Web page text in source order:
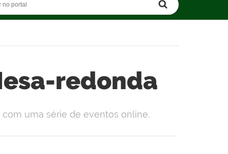
redonda
uma série de eventos online.